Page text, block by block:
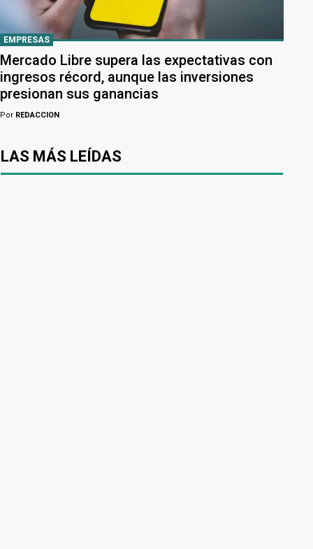
EMPRESAS
Mercado Libre supera las expectativas con
ingresos récord, aunque las inversiones
presionan sus ganancias
Por REDACCION
LAS MÁS LEÍDAS